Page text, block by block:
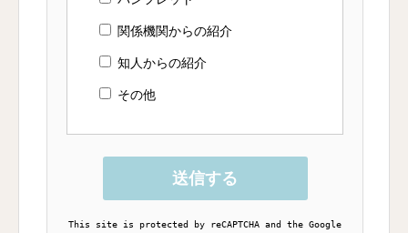
関係機関からの紹介
知人からの紹介
その他
This site is protected by reCAPTCHA and the Google